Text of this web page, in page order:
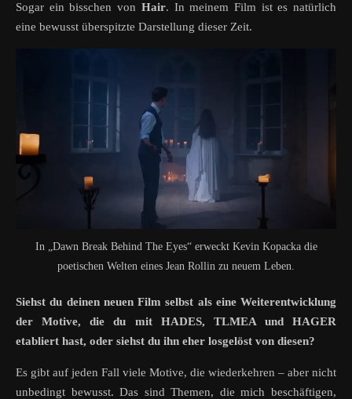
Sogar ein bisschen von Hair. In meinem Film ist es natürlich
eine bewusst überspitzte Darstellung dieser Zeit.
In „Dawn Break Behind The Eyes“ erweckt Kevin Kopacka die
poetischen Welten eines Jean Rollin zu neuem Leben.
Siehst du deinen neuen Film selbst als eine Weiterentwicklung
der Motive, die du mit HADES, TLMEA und HAGER
etabliert hast, oder siehst du ihn eher losgelöst von diesen?
Es gibt auf jeden Fall viele Motive, die wiederkehren – aber nicht
unbedingt bewusst. Das sind Themen, die mich beschäftigen,